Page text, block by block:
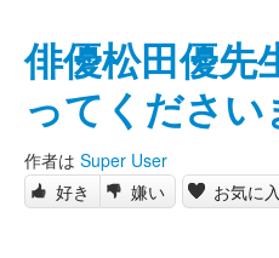
俳優松田優先
ってください
作者は Super User
好き
嫌い お気に